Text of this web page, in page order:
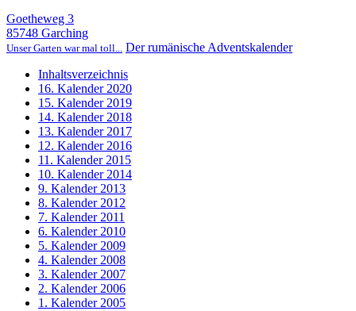
Goetheweg 3
85748 Garching
Unser Garten war mal toll... Der rumänische Adventskalender
Inhaltsverzeichnis
16. Kalender 2020
15. Kalender 2019
14. Kalender 2018
13. Kalender 2017
12. Kalender 2016
11. Kalender 2015
10. Kalender 2014
9. Kalender 2013
8. Kalender 2012
7. Kalender 2011
6. Kalender 2010
5. Kalender 2009
4. Kalender 2008
3. Kalender 2007
2. Kalender 2006
1. Kalender 2005